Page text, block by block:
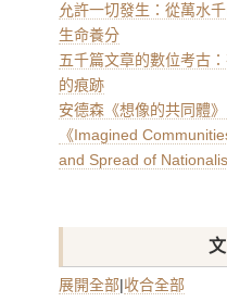
允許一切發生：從萬水
生命養分
五千篇文章的數位考古
的痕跡
安德森《想像的共同體
《Imagined
and Spread of
展開全部|收合全部